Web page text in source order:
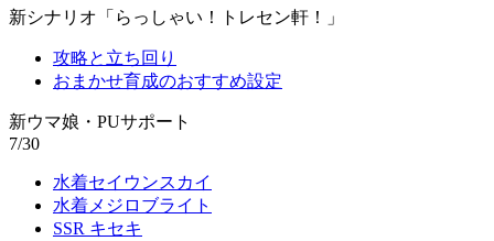
新シナリオ「らっしゃい！トレセン軒！」
攻略と立ち回り
おまかせ育成のおすすめ設定
新ウマ娘・PUサポート
7/30
水着セイウンスカイ
水着メジロブライト
SSR キセキ